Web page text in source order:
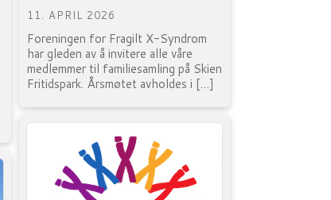
11. APRIL 2026
Foreningen for Fragilt X-Syndrom
har gleden av å invitere alle våre
medlemmer til familiesamling på Skien
Fritidspark. Årsmøtet avholdes i […]